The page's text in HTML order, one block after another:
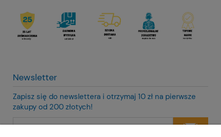
Newsletter
Zapisz się do newslettera i otrzymaj 10 zł na pierwsze
zakupy od 200 złotych!